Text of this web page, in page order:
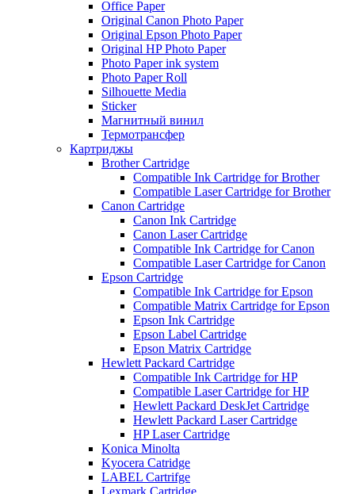
Office Paper
Original Canon Photo Paper
Original Epson Photo Paper
Original HP Photo Paper
Photo Paper ink system
Photo Paper Roll
Silhouette Media
Sticker
Магнитный винил
Термотрансфер
Картриджы
Brother Cartridge
Compatible Ink Cartridge for Brother
Compatible Laser Cartridge for Brother
Canon Cartridge
Canon Ink Cartridge
Canon Laser Cartridge
Compatible Ink Cartridge for Canon
Compatible Laser Cartridge for Canon
Epson Cartridge
Compatible Ink Cartridge for Epson
Compatible Matrix Cartridge for Epson
Epson Ink Cartridge
Epson Label Cartridge
Epson Matrix Cartridge
Hewlett Packard Cartridge
Compatible Ink Cartridge for HP
Compatible Laser Cartridge for HP
Hewlett Packard DeskJet Cartridge
Hewlett Packard Laser Cartridge
HP Laser Cartridge
Konica Minolta
Kyocera Catridge
LABEL Cartrifge
Lexmark Cartridge